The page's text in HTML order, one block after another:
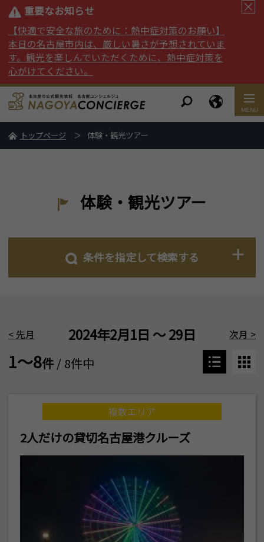
重要なお知らせ
【快適で安全な旅のために：熱中症対策のお願い】
本日の名古屋市内は、厳しい暑さが予想されていま
す。観光を楽しんでいただくために、熱中症対策を
心がけてください。
トップページ 体験・観光ツアー
体験・観光ツアー
条件を指定して検索する
< 先月 2024年2月1日 ～ 29日 次月 >
1～8件/ 8件中
複数エリア
2人だけの貸切名古屋港クルーズ